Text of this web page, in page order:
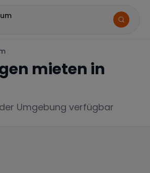
mieten in
Umgebung verfügbar